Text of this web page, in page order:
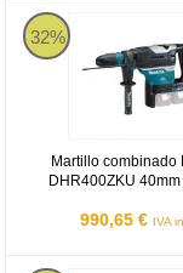
32%
Martillo combinado
DHR400ZKU
990,65 € IVA
Martillo combinado
Martillo combinado